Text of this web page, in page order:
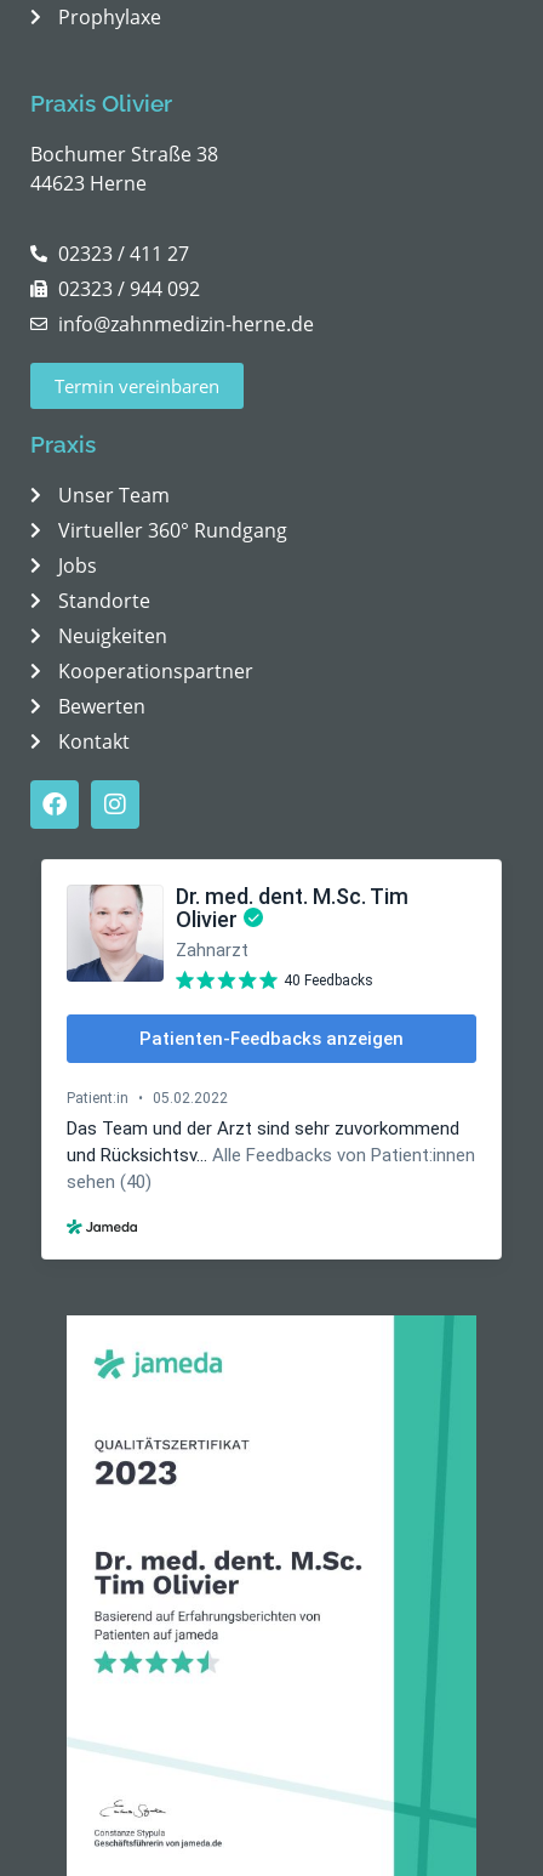
Prophylaxe
Praxis Olivier
Bochumer Straße 38
44623 Herne
02323 / 411 27
02323 / 944 092
info@zahnmedizin-herne.de
Termin vereinbaren
Praxis
Unser Team
Virtueller 360° Rundgang
Jobs
Standorte
Neuigkeiten
Kooperationspartner
Bewerten
Kontakt